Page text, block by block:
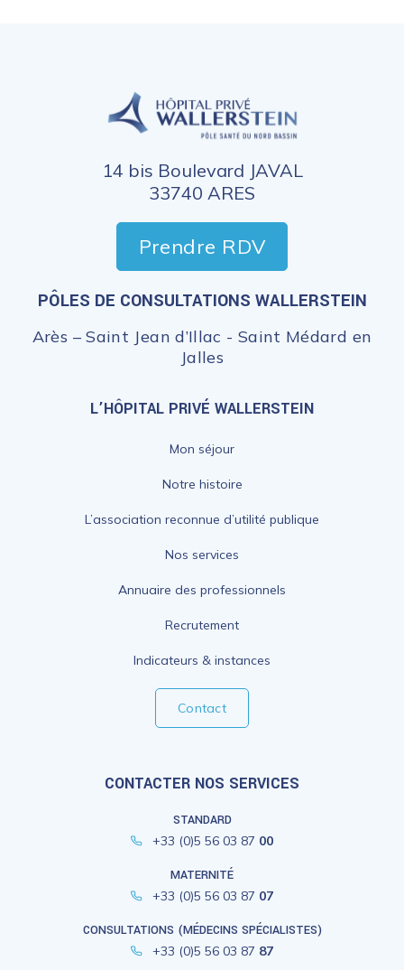
14 bis Boulevard JAVAL
33740 ARES
PÔLES DE CONSULTATIONS WALLERSTEIN
Arès – Saint Jean d’Illac - Saint Médard en
Jalles
Prendre RDV
L’HÔPITAL PRIVÉ WALLERSTEIN
Mon séjour
Notre histoire
L’association reconnue d’utilité publique
Nos services
Annuaire des professionnels
Recrutement
Indicateurs & instances
Contact
CONTACTER NOS SERVICES
STANDARD
+33 (0)5 56 03 87 00
MATERNITÉ
+33 (0)5 56 03 87 07
CONSULTATIONS (MÉDECINS SPÉCIALISTES)
+33 (0)5 56 03 87 87